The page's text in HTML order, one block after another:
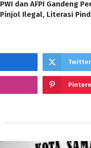
PWI dan AFPI Gandeng
Pinjol Ilegal, Literasi
Twitter